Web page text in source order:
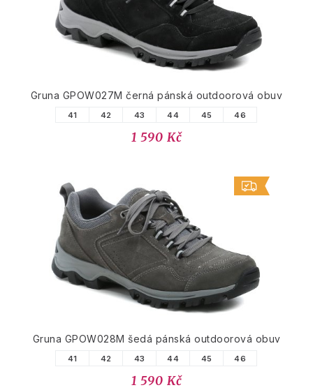
Gruna GPOW027M černá pánská outdoorová obuv
41 42 43 44 45 46
1 590 Kč
Gruna GPOW028M šedá pánská outdoorová obuv
41 42 43 44 45 46
1 590 Kč